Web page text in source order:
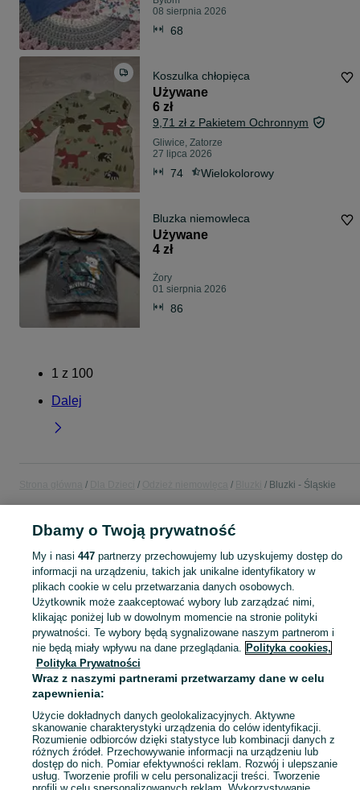
08 sierpnia 2026
68
Koszulka chłopięca
Używane
6 zł
9,71 zł z Pakietem Ochronnym
Gliwice, Zatorze
27 lipca 2026
74 Wielokolorowy
Bluzka niemowleca
Używane
4 zł
Żory
01 sierpnia 2026
86
1 z 100
Dalej
Bluzki - Śląskie
POLSKA » ŚLĄSKIE
KATEGORIA
ubranko do chrztu dla chłopca , ubranko do chrztu dla dziewczynki ubranko
Zobacz
Mapa kategorii
Mapa miejscowości
Mapa ministron
Popularne wyszukiwania
Dbamy o Twoją prywatność
My i nasi 447partnerzy przechowujemy lub uzyskujemy dostęp do
informacji na urządzeniu, takich jak unikalne identyfikatory w
plikach cookie w celu przetwarzania danych osobowych.
Użytkownik może zaakceptować wybory lub zarządzać nimi,
klikając poniżej lub w dowolnym momencie na stronie polityki
prywatności. Te wybory będą sygnalizowane naszym partnerom i
nie będą miały wpływu na dane przeglądania. Polityka cookies,
Polityka Prywatności
Wraz z naszymi partnerami przetwarzamy dane w celu
zapewnienia:
Użycie dokładnych danych geolokalizacyjnych. Aktywne
skanowanie charakterystyki urządzenia do celów identyfikacji.
Rozumienie odbiorców dzięki statystyce lub kombinacji danych z
różnych źródeł. Przechowywanie informacji na urządzeniu lub
dostęp do nich. Pomiar efektywności reklam. Rozwój i ulepszanie
usług. Tworzenie profili w celu personalizacji treści. Tworzenie